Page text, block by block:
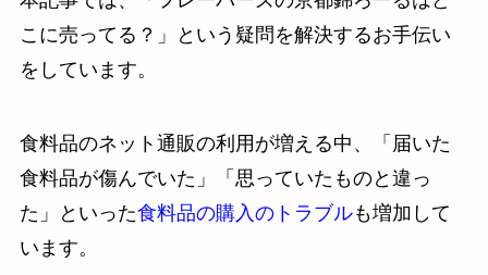
こに売ってる？」という疑問を解決するお手伝い
をしています。
食料品のネット通販の利用が増える中、「届いた
食料品が傷んでいた」「思っていたものと違っ
た」といった食料品の購入のトラブルも増加して
います。